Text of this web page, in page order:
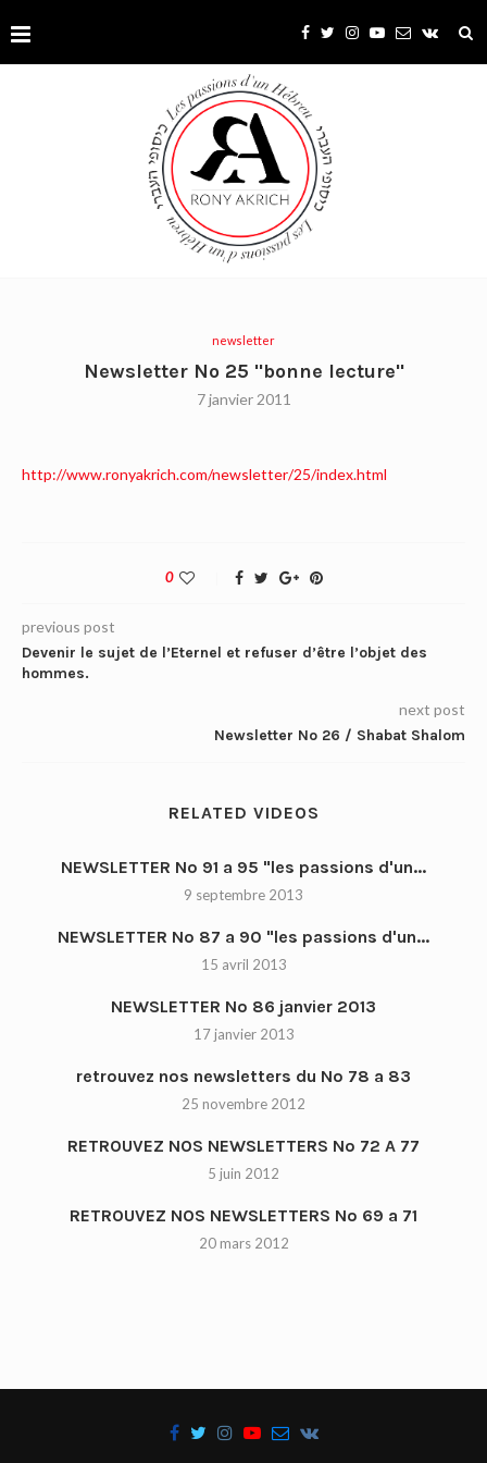
newsletter
Newsletter No 25 "bonne lecture"
7 janvier 2011
http://www.ronyakrich.com/newsletter/25/index.html
0
previous post
Devenir le sujet de l’Eternel et refuser d’être l’objet des
hommes.
next post
Newsletter No 26 / Shabat Shalom
RELATED VIDEOS
NEWSLETTER No 91 a 95 "les passions d'un...
9 septembre 2013
NEWSLETTER No 87 a 90 "les passions d'un...
15 avril 2013
NEWSLETTER No 86 janvier 2013
17 janvier 2013
retrouvez nos newsletters du No 78 a 83
25 novembre 2012
RETROUVEZ NOS NEWSLETTERS No 72 A 77
5 juin 2012
RETROUVEZ NOS NEWSLETTERS No 69 a 71
20 mars 2012